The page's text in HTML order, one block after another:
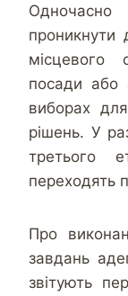
проникнути
місцевого
посади або
виборах
рішень. У
третього
переходять
Про
завдань
звітують